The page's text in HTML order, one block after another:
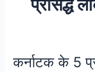
प्रसिद्ध
कर्नाटक के 5
कर्नाटक